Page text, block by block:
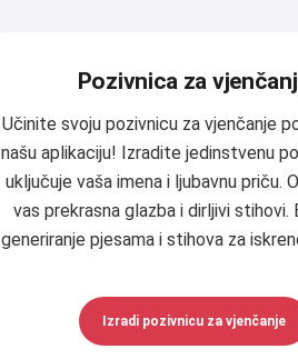
Pozivnica za
Učinite svoju pozivnicu za vjenčanje
našu aplikaciju! Izradite jedinstvenu
uključuje vaša imena i ljubavnu priču.
vas prekrasna glazba i dirljivi stihovi.
generiranje pjesama i stihova za
Izradi pozivnicu za vjenčanje